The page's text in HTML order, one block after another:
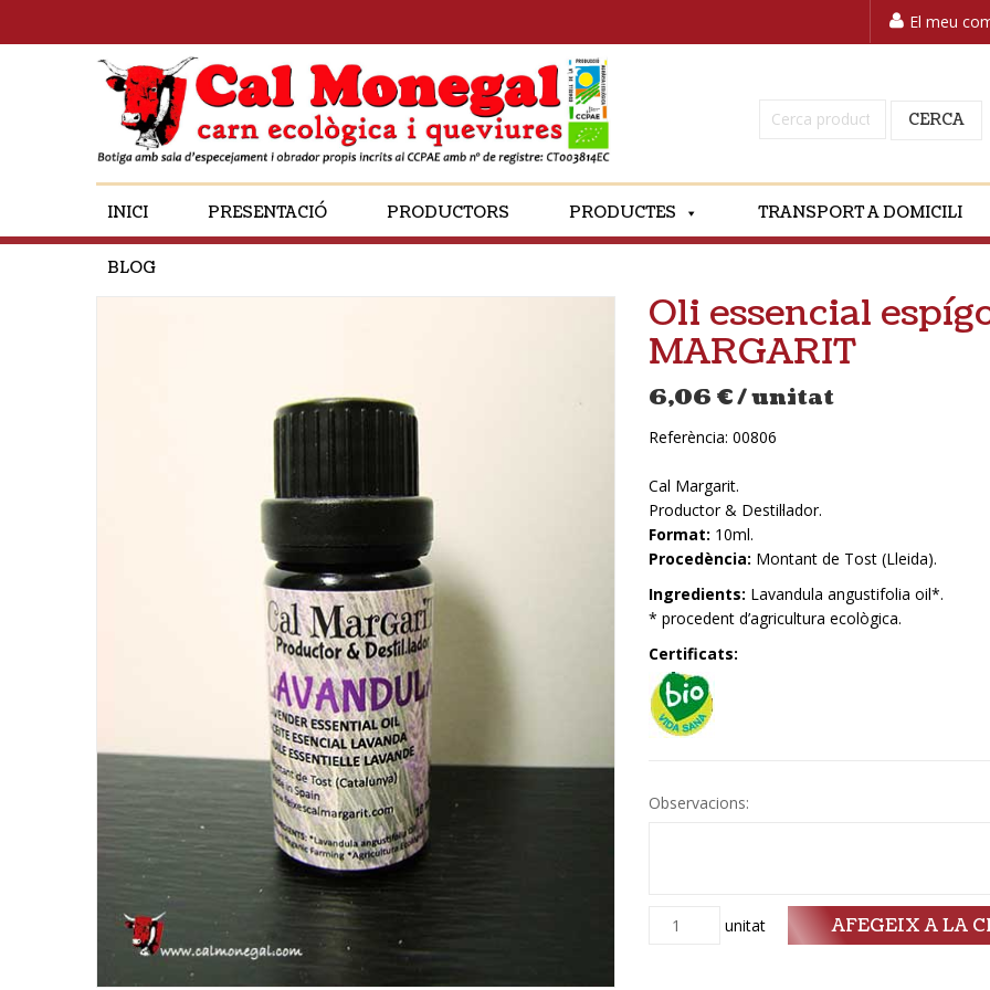
El meu
Cerca: CERCA
INICI PRESENTACIÓ PRODUCTORS PRODUCTES TRANSPORT A DOMICILI
BLOG
Oli essencial
MARGARIT
6,06 €/ unitat
Referència: 00806
Cal Margarit.
Productor & Destil·lador.
Format: 10ml.
Procedència: Montant de Tost (Lleida).
Ingredients: Lavandula angustifolia oil*.
* procedent d’agricultura ecològica.
Certificats:
Observacions:
Quantitat unitat AFEGEIX A LA